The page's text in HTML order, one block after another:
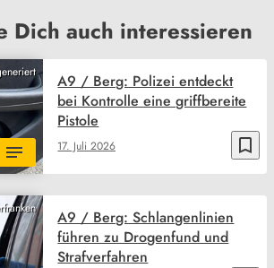
Dich auch interessieren
bookmark_border
17. Juli 2026
A9 / Berg: Polizei entdeckt
bei Kontrolle eine griffbereite
Pistole
A9 / Berg: Schlangenlinien
führen zu Drogenfund und
Strafverfahren